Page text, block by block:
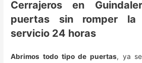
Cerrajeros en
puertas sin romper la
servicio 24 horas
Abrimos todo tipo de puertas, ya